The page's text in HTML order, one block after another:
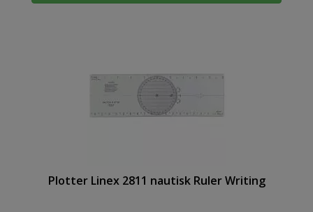
Plotter Linex 2811 nautisk Ruler Writing